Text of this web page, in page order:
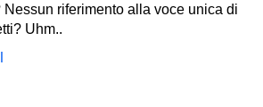
Nessun riferimento alla voce unica di
Uhm..